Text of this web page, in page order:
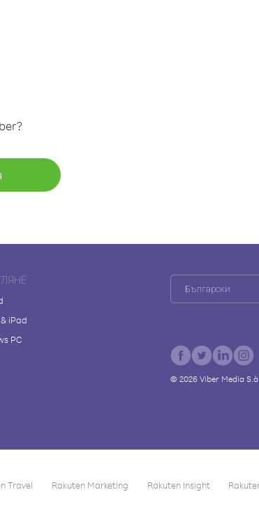
iPad
PC
Български
© 2026 Viber Media
Travel Rakuten Marketing Rakuten Insight